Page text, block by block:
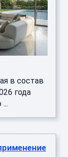
в состав
года